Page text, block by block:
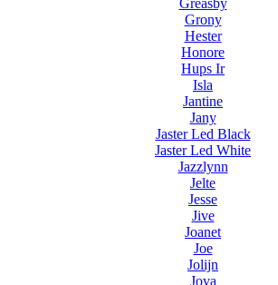
Grony
Hester
Honore
Hups Ir
Isla
Jantine
Jany
Jaster Led Black
Jaster Led White
Jazzlynn
Jelte
Jesse
Jive
Joanet
Joe
Jolijn
Jova